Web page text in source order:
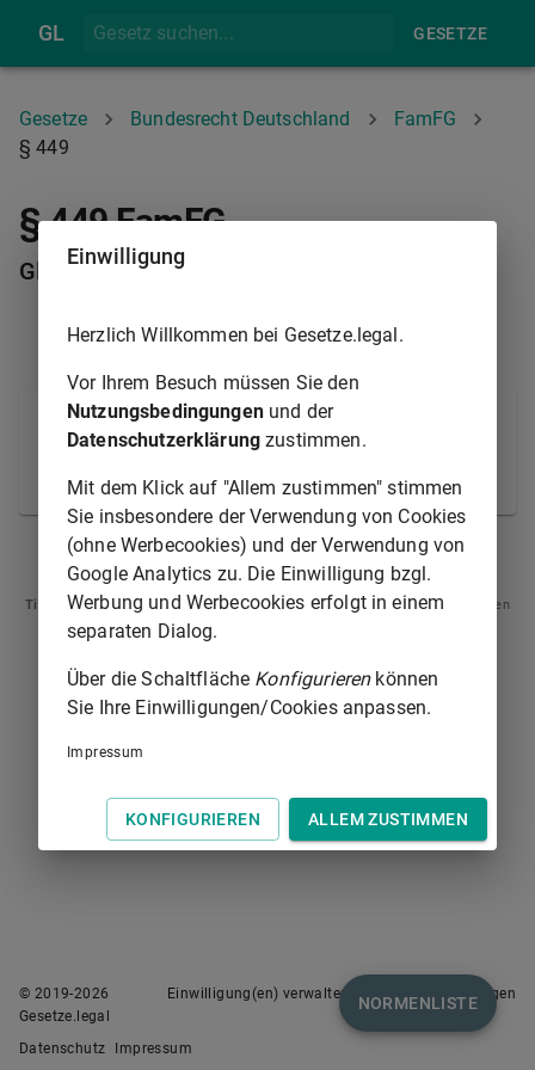
GL GESETZE
Gesetze Bundesrecht Deutschland
FamFG
§ 449
§ 449 FamFG
Glaubhaftmachung
Der Antragsteller hat vor der Einleitung des
Verfahrens glaubhaft zu machen, dass der Gläubiger
unbekannt ist.
§ 448 § 450
Tipp
: Swipen Sie auf dem Bildschirm links oder rechts zur Navigation zwischen
NORMENLISTE
© 2019-2026
Gesetze.legal
Einwilligung(en) verwalten Nutzungsbedingungen
Datenschutz Impressum
Einwilligung
Herzlich Willkommen bei Gesetze.legal.
Vor Ihrem Besuch müssen Sie den
Nutzungsbedingungenund der
Datenschutzerklärung zustimmen.
Mit dem Klick auf "Allem zustimmen" stimmen
Sie insbesondere der Verwendung von Cookies
(ohne Werbecookies) und der Verwendung von
Google Analytics zu. Die Einwilligung bzgl.
Werbung und Werbecookies erfolgt in einem
separaten Dialog.
Über die Schaltfläche Konfigurierenkönnen
Sie Ihre Einwilligungen/Cookies anpassen.
Impressum
KONFIGURIEREN ALLEM ZUSTIMMEN